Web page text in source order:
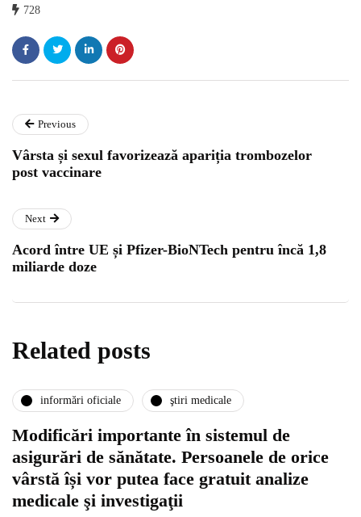
728
Previous
Vârsta și sexul favorizează apariția trombozelor
post vaccinare
Next
Acord între UE și Pfizer-BioNTech pentru încă 1,8
miliarde doze
Related posts
informări oficiale ştiri medicale
Modificări importante în sistemul de
asigurări de sănătate. Persoanele de orice
vârstă își vor putea face gratuit analize
medicale şi investigaţii